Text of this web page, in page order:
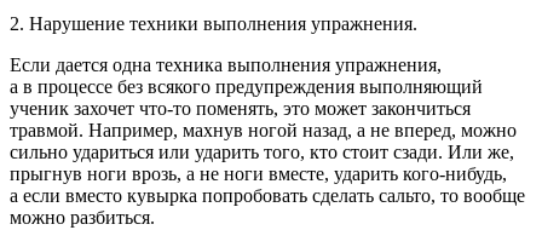
2. Нарушение техники выполнения упражнения.
Если дается одна техника выполнения упражнения,
а в процессе без всякого предупреждения выполняющий
ученик захочет что-то поменять, это может закончиться
травмой. Например, махнув ногой назад, а не вперед, можно
сильно удариться или ударить того, кто стоит сзади. Или же,
прыгнув ноги врозь, а не ноги вместе, ударить кого-нибудь,
а если вместо кувырка попробовать сделать сальто, то вообще
можно разбиться.